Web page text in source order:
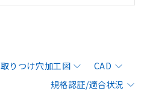
取りつけ穴加工図
CAD
規格認証/適合状況